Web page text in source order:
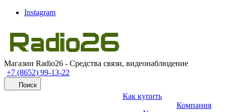
Instagram
Магазин Radio26 - Средства связи, видеонаблюдение
+7 (8652) 99-13-22
Поиск
Как купить
Компания